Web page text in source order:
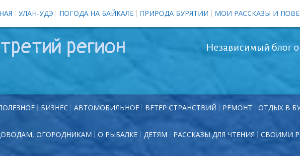
УЛАН-УДЭ ПОГОДА НА БАЙКАЛЕ ПРИРОДА БУРЯТИИ МОИ РАССКАЗЫ И
регион
Независимый блог
БИЗНЕС АВТОМОБИЛЬНОЕ ВЕТЕР СТРАНСТВИЙ РЕМОНТ ОТДЫХ В
ОГОРОДНИКАМ О РЫБАЛКЕ ДЕТЯМ РАССКАЗЫ ДЛЯ ЧТЕНИЯ СВОИМИ